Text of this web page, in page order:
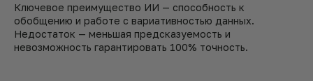
Ключевое преимущество ИИ — способность к
обобщению и работе с вариативностью данных.
Недостаток — меньшая предсказуемость и
невозможность гарантировать 100% точность.